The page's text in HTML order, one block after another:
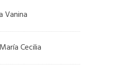
Vanina
Cecilia